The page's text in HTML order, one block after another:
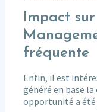
Impact
fréquente
Enfin, il est
généré en base
opportunité a été